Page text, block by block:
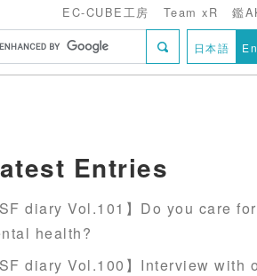
EC-CUBE工房 Team xR 鑑
日本語
Entries
diary Vol.101】Do you care
health?
diary Vol.100】Interview with